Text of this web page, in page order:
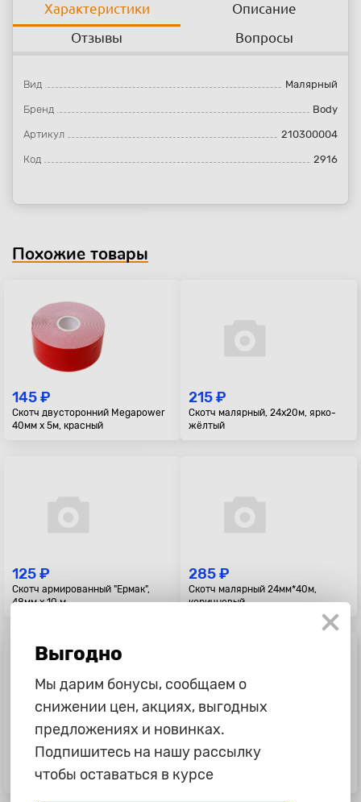
Характеристики
Описание
Отзывы
Вопросы
Вид Малярный
Бренд Body
Артикул 210300004
Код 2916
Похожие товары
145 ₽
Скотч двусторонний Megapower
40мм x 5м, красный
215 ₽
Скотч малярный, 24x20м, ярко-
жёлтый
125 ₽
Скотч армированный "Ермак",
48мм х 10 м
285 ₽
Скотч малярный 24мм*40м,
коричневый
495 ₽
Скотч двусторонний "JETA PRO"
6мм*5м, прозрачный
275 ₽
жёлтый
Выгодно
Мы дарим бонусы, сообщаем о
снижении цен, акциях, выгодных
предложениях и новинках.
Подпишитесь на нашу рассылку
чтобы оставаться в курсе